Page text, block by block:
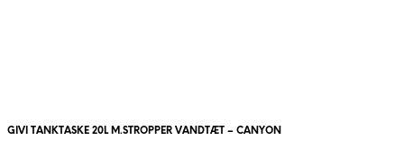
GIVI TANKTASKE 20L M.STROPPER VANDTÆT – CANYON